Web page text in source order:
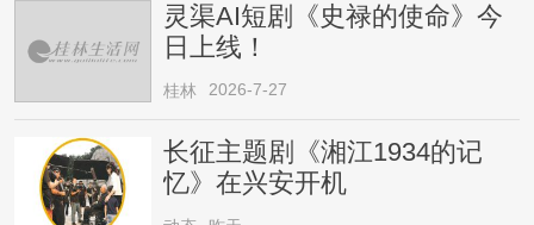
灵渠AI短剧《史禄的使命》今
日上线！
桂林 2026-7-27
长征主题剧《湘江1934的记
忆》在兴安开机